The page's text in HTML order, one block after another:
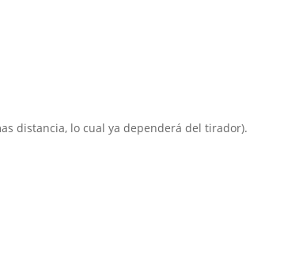
distancia, lo cual ya dependerá del tirador).